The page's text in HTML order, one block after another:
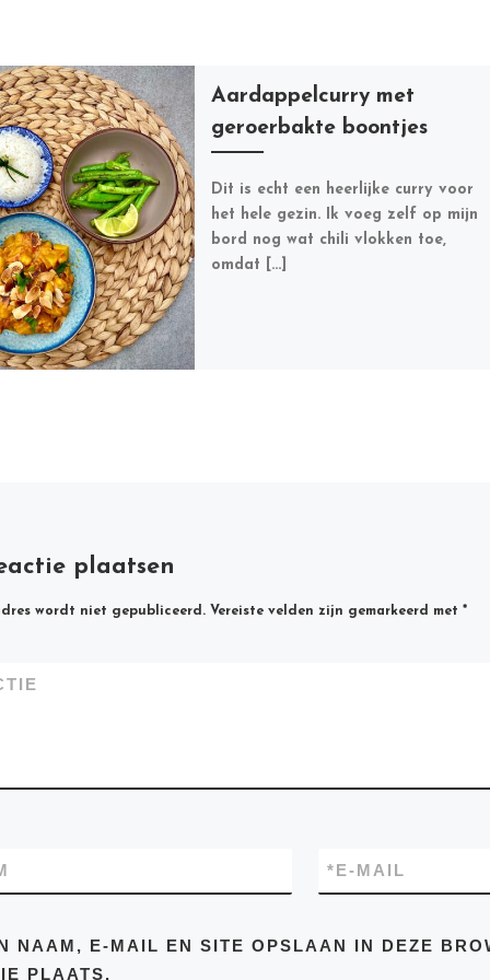
Aardappelcurry met
geroerbakte boontjes
Dit is echt een heerlijke curry voor
het hele gezin. Ik voeg zelf op mijn
bord nog wat chili vlokken toe,
omdat […]
plaatsen
wordt niet gepubliceerd. Vereiste velden zijn gemarkeerd met *
E-MAIL
*
NAAM, E-MAIL EN SITE OPSLAAN IN DEZE
PLAATS.